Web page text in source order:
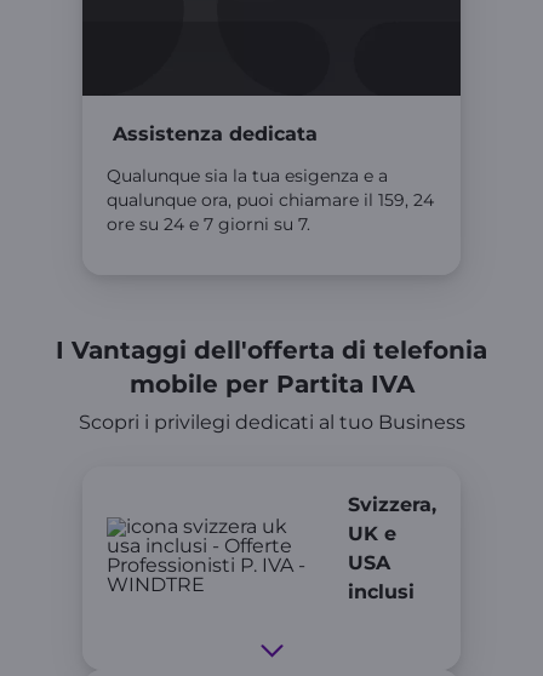
Assistenza dedicata
Qualunque sia la tua esigenza e a
qualunque ora, puoi chiamare il 159, 24
ore su 24 e 7 giorni su 7.
I Vantaggi dell'offerta di telefonia
mobile per Partita IVA
Scopri i privilegi dedicati al tuo Business
Svizzera,
UK e
USA
inclusi